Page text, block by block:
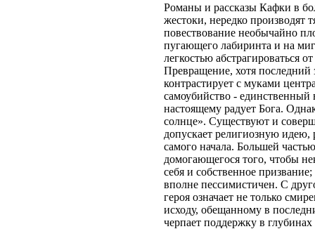
Романы и рассказы Кафки в
жестоки, нередко производят
повествование необычайно
пугающего лабиринта и на
легкостью абстрагироваться
Превращение, хотя последний
контрастирует с муками
самоубийство -
настоящему радует Бога.
солнце». Существуют и
допускает религиозную идею,
самого начала. Большей
домогающегося того, чтобы
себя и собственное
вполне пессимистичен. С
героя означает не только
исходу, обещанному в
черпает поддержку в глубинах